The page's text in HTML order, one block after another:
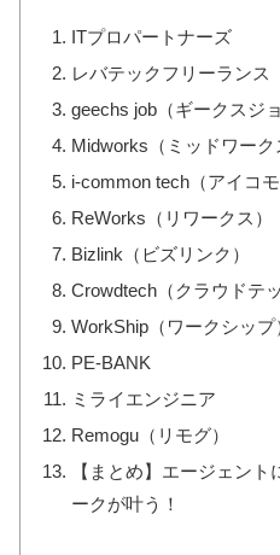
ITプロパートナーズ
レバテックフリーランス
geechs job（ギークスジョ
Midworks（ミッドワーク
i-common tech（アイコモ
ReWorks（リワークス）
Bizlink（ビズリンク）
Crowdtech（クラウドテッ
WorkShip（ワークシップ
PE-BANK
ミライエンジニア
Remogu（リモグ）
【まとめ】エージェン
ークが叶う！